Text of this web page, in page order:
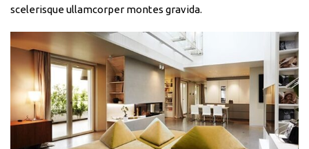
scelerisque ullamcorper montes gravida.